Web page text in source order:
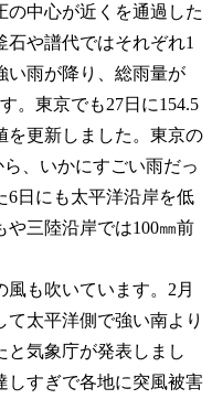
の中心が近くを通過した
や譜代ではそれぞれ1
い雨が降り、総雨量が
。東京でも27日に154.5
を更新しました。東京の
、いかにすごい雨だっ
6日にも太平洋沿岸を低
三陸沿岸では100㎜前
も吹いています。2月
て太平洋側で強い南より
と気象庁が発表しまし
しすぎで各地に突風被害